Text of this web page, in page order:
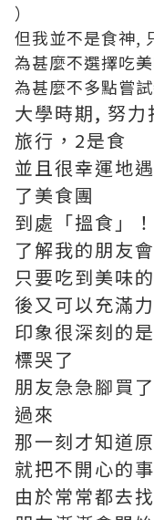
）
但我並不是食神,
為甚麼不選擇吃
為甚麼不多點嘗
大學時期, 努
旅行，2是食
並且很幸運地
了美食團
到處「搵食」！
了解我的朋友
只要吃到美味
後又可以充滿
印象很深刻的
標哭了
朋友急急腳買
過來
那一刻才知道
就把不開心的
由於常常都去